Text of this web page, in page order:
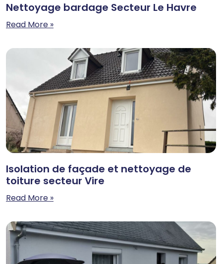
Nettoyage bardage Secteur Le Havre
Read More »
Isolation de façade et nettoyage de
toiture secteur Vire
Read More »